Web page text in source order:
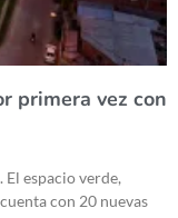
primera vez con
espacio verde,
con 20 nuevas